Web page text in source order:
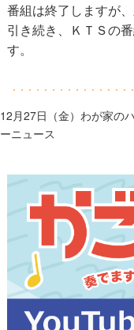
番組は終了しますが
引き続き、ＫＴＳの
す。
12月27日（金）わが家の
ーニュース